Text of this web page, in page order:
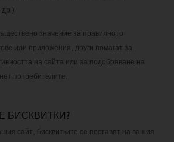
значение за правилното
или приложения, други помагат за
на сайта или за подобряване на
потребителите.
БИСКВИТКИ?
сайт, бисквитките се поставят на вашия